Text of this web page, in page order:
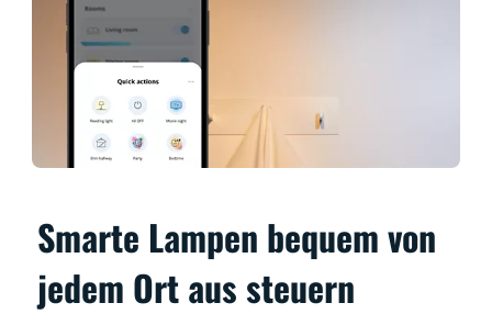
Smarte Lampen bequem von
jedem Ort aus steuern